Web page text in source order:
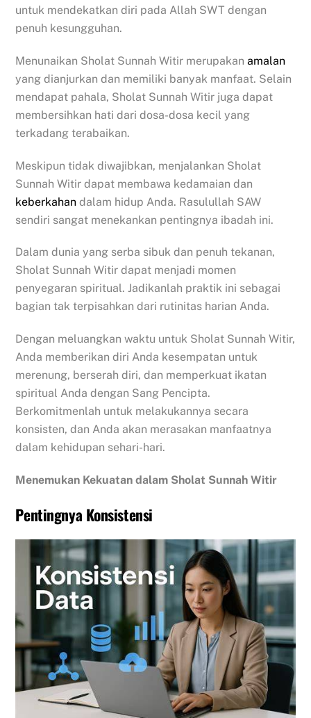
untuk mendekatkan diri pada Allah SWT dengan
penuh kesungguhan.
Menunaikan Sholat Sunnah Witir merupakanamalan
yang dianjurkan dan memiliki banyak manfaat. Selain
mendapat pahala, Sholat Sunnah Witir juga dapat
membersihkan hati dari dosa-dosa kecil yang
terkadang terabaikan.
Meskipun tidak diwajibkan, menjalankan Sholat
Sunnah Witir dapat membawa kedamaian dan
keberkahan dalam hidup Anda. Rasulullah SAW
sendiri sangat menekankan pentingnya ibadah ini.
Dalam dunia yang serba sibuk dan penuh tekanan,
Sholat Sunnah Witir dapat menjadi momen
penyegaran spiritual. Jadikanlah praktik ini sebagai
bagian tak terpisahkan dari rutinitas harian Anda.
Dengan meluangkan waktu untuk Sholat Sunnah Witir,
Anda memberikan diri Anda kesempatan untuk
merenung, berserah diri, dan memperkuat ikatan
spiritual Anda dengan Sang Pencipta.
Berkomitmenlah untuk melakukannya secara
konsisten, dan Anda akan merasakan manfaatnya
dalam kehidupan sehari-hari.
Menemukan Kekuatan dalam Sholat Sunnah Witir
Pentingnya Konsistensi